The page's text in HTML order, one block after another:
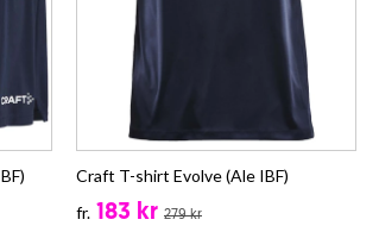
Craft T-shirt Evolve (Ale IBF)
fr. 183 kr 279 kr